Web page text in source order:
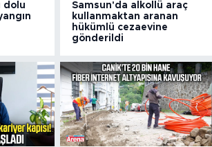
dolu
Samsun'da alkollü araç
kullanmaktan aranan
hükümlü cezaevine
gönderildi